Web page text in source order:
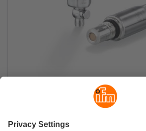
Capteur de pression aseptique
Concept d'étanchéité en PEEK,